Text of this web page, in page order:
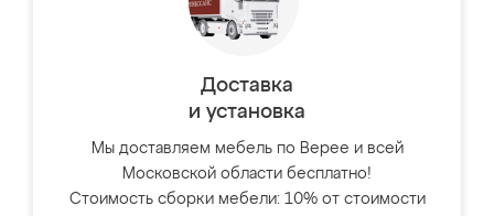
Доставка
и установка
Мы доставляем мебель по Верее и всей
Московской области бесплатно!
Стоимость сборки мебели: 10% от стоимости